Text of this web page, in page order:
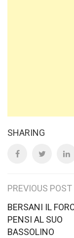
SHARING
Post
PREVIOUS POST
BERSANI IL
PENSI AL SUO
BASSOLINO